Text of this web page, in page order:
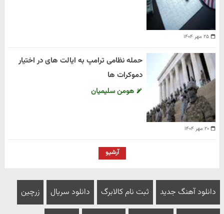
۲۵ مهر ۱۴۰۴
۲۰ مهر ۱۴۰۴
حمله نظامی ترامپ به ایالت های در اختیار
دموکرات ها
هومن سلیمیان
آرشیو
دانلود آهنگ جدید ثبت نام کالابرگ دانلود سریال زرچین